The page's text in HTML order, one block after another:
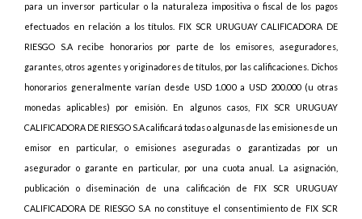
para un inversor particular o la naturaleza impositiva o fiscal de los pagos
efectuados en relación a los títulos. FIX SCR URUGUAY CALIFICADORA DE
RIESGO S.A recibe honorarios por parte de los emisores, aseguradores,
garantes, otros agentes y originadores de títulos, por las calificaciones. Dichos
honorarios generalmente varían desde USD 1.000 a USD 200.000 (u otras
monedas aplicables) por emisión. En algunos casos, FIX SCR URUGUAY
CALIFICADORA DE RIESGO S.A calificará todas o algunas de las emisiones de un
emisor en particular, o emisiones aseguradas o garantizadas por un
asegurador o garante en particular, por una cuota anual. La asignación,
publicación o diseminación de una calificación de FIX SCR URUGUAY
CALIFICADORA DE RIESGO S.A no constituye el consentimiento de FIX SCR